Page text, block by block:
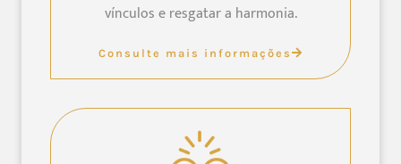
vínculos e resgatar a harmonia.
Consulte mais informações